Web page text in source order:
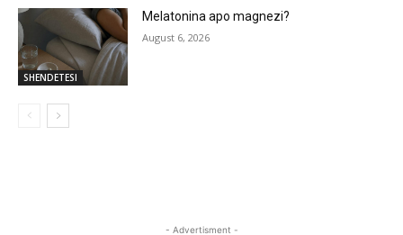
SHENDETESI
Melatonina apo magnezi?
August 6, 2026
- Advertisment -